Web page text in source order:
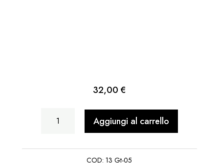
32,00€
Acquaiolo
secchi
Aggiungi al carrello
COD:13 Gt-05